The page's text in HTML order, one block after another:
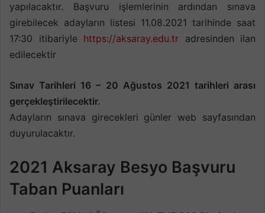
yapılacaktır. Başvuru işlemlerinin ardından sınava
girebilecek adayların listesi 11.08.2021 tarihinde saat
17:30 itibariyle https://aksaray.edu.tr adresinden ilan
edilecektir
Sınav Tarihleri 16 – 20 Ağustos 2021 tarihleri arası
gerçekleştirilecektir.
Adayların sınava girecekleri günler web sayfasından
duyurulacaktır.
2021 Aksaray Besyo Başvuru
Taban Puanları